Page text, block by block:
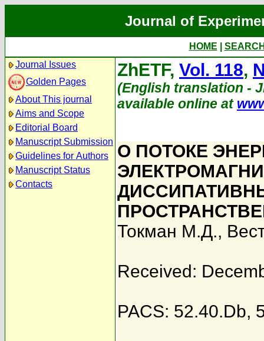
Journal of
HOME
Journal Issues
Golden Pages
About This journal
Aims and Scope
Editorial Board
Manuscript Submission
Guidelines for Authors
Manuscript Status
Contacts
ZhETF, Vol. 118,
(English translation -
available online at
О ПОТОКЕ
Токман М.Д.,
Received:
PACS: 52.40.Db,